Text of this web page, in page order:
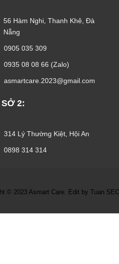
56 Hàm Nghi, Thanh Khê, Đà
Nẵng
0905 035 309
0935 08 08 66 (Zalo)
asmartcare.2023@gmail.com
2:
314 Lý Thường Kiệt, Hội An
0898 314 314
© 2023 Asmart Care. Edit by Tuan